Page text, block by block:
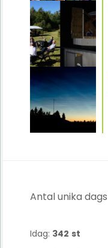
Antal unika
Idag: 342 st